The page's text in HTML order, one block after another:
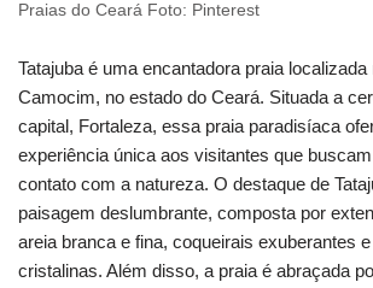
Praias do Ceará Foto: Pinterest
Tatajuba é uma encantadora praia
Camocim, no estado do Ceará. Situada a
capital, Fortaleza, essa praia paradisíaca
experiência única aos visitantes que
contato com a natureza. O destaque de
paisagem deslumbrante, composta por
areia branca e fina, coqueirais exuberantes
cristalinas. Além disso, a praia é abraçada